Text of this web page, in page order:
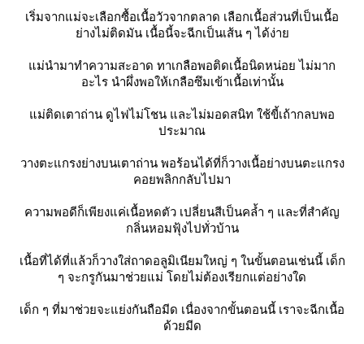
เริ่มจากแม่จะเลือกซื้อเนื้อวัวจากตลาด เลือกเนื้อส่วนที่เป็นเนื้อ
่างไม่ติดมัน เนื้อนี้จะฉีกเป็นเส้น ๆ ได้ง่า
ม่นำมาทำความสะอาด ทาเกลือพอติดเนื้อนิดหน่อย ไม่มาก
อะไร นำผึ่งพอให้เกลือซึมเข้าเนื้อเท่านั้น
ม่ติดเตาถ่าน ดูไฟไม่โชน และไม่มอดสนิท ใช้ขี้เถ้ากลบพอ
ประมาณ
วางตะแกรงย่างบนเตาถ่าน พอร้อนได้ที่ก็วางเนื้อย่างบนตะแกรง
คอยพลิกกลับไปมา
ความพอดีก็เพียงแค่เนื้อหดตัว เปลี่ยนสีเป็นคล้ำ ๆ และที่สำคัญ
กลิ่นหอมฟุ้งไปทั่วบ้าน
เนื้อที่ได้ที่แล้วก็วางใส่ถาดอลูมิเนียมใหญ่ ๆ ในขั้นตอนเช่นนี้ เด็ก
ๆ จะกรูกันมาช่วยแม่ โดยไม่ต้องเรียกแต่อย่างใด
เด็ก ๆ ที่มาช่วยจะแย่งกันถือมีด เนื่องจากขั้นตอนนี้ เราจะฉีกเนื้อ
ด้วยมีด